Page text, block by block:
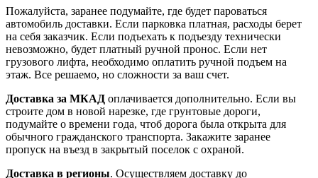
Пожалуйста, заранее подумайте, где будет пароваться
автомобиль доставки. Если парковка платная, расходы берет
на себя заказчик. Если подъехать к подъезду технически
невозможно, будет платный ручной пронос. Если нет
грузового лифта, необходимо оплатить ручной подъем на
этаж. Все решаемо, но сложности за ваш счет.
Доставка за МКАД оплачивается дополнительно. Если вы
строите дом в новой нарезке, где грунтовые дороги,
подумайте о времени года, чтоб дорога была открыта для
обычного гражданского транспорта. Закажите заранее
пропуск на въезд в закрытый поселок с охраной.
Доставка в регионы. Осуществляем доставку до